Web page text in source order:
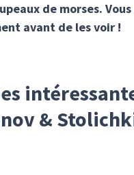
de morses.
avant de les voir !
&